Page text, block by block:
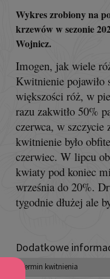
Wykres zrobiony na
krzewów w sezonie
Wojnicz.
Imogen, jak wiele
Kwitnienie pojawiło
większości róż, w
razu zakwitło 50%
czerwca, w szczycie
kwitnienie było
czerwiec. W lipcu
kwiaty pod koniec
września do 20%.
tygodnie dłużej ale
Dodatkowe
Termin kwitnienia